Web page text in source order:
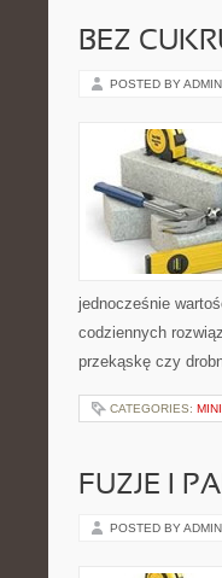
BEZ
POSTED BY ADMIN
jednocześnie
codziennych
przekąskę czy
CATEGORIES:
FUZJE I
POSTED BY ADMIN